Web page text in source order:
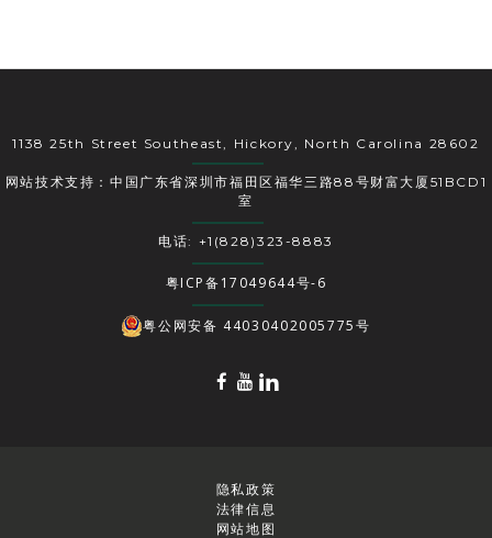
1138 25th Street Southeast, Hickory, North Carolina 28602
网站技术支持：中国广东省深圳市福田区福华三路88号财富大厦51BCD1
室
电话: +1(828)323-8883
粤ICP备17049644号-6
粤公网安备 44030402005775号
隐私政策
法律信息
网站地图